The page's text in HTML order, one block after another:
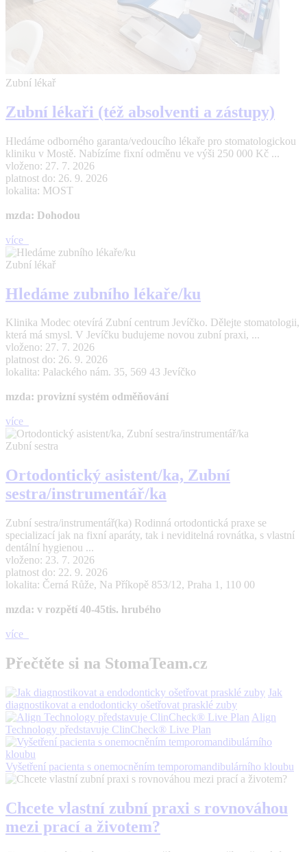
Zubní lékař
Zubní lékaři (též absolventi a zástupy)
Hledáme odborného garanta/vedoucího lékaře pro stomatologickou
kliniku v Mostě. Nabízíme fixní odměnu ve výši 250 000 Kč ...
vloženo: 27. 7. 2026
platnost do: 26. 9. 2026
lokalita: MOST
mzda: Dohodou
více
Zubní lékař
Hledáme zubního lékaře/ku
Klinika Modec otevírá Zubní centrum Jevíčko. Dělejte stomatologii,
která má smysl. V Jevíčku budujeme novou zubní praxi, ...
vloženo: 27. 7. 2026
platnost do: 26. 9. 2026
lokalita: Palackého nám. 35, 569 43 Jevíčko
mzda: provizní systém odměňování
více
Zubní sestra
Ortodontický asistent/ka, Zubní
sestra/instrumentář/ka
Zubní sestra/instrumentář(ka) Rodinná ortodontická praxe se
specializací jak na fixní aparáty, tak i neviditelná rovnátka, s vlastní
dentální hygienou ...
vloženo: 23. 7. 2026
platnost do: 22. 9. 2026
lokalita: Černá Růže, Na Příkopě 853/12, Praha 1, 110 00
mzda: v rozpětí 40-45tis. hrubého
více
Přečtěte si na StomaTeam.cz
Jak
diagnostikovat a endodonticky ošetřovat prasklé zuby
Align
Technology představuje ClinCheck® Live Plan
Vyšetření pacienta s onemocněním temporomandibulárního kloubu
Chcete vlastní zubní praxi s rovnováhou
mezi prací a životem?